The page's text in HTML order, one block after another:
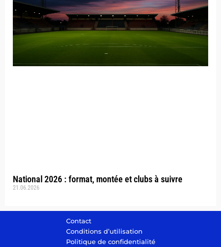
National 2026 : format, montée et clubs à suivre
21.06.2026
Contact
Conditions d’utilisation
Politique de confidentialité